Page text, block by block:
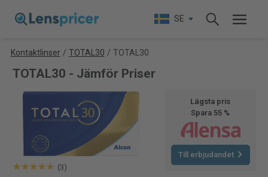
SE
Kontaktlinser / TOTAL30 / TOTAL30
TOTAL30 - Jämför Priser
(3)
Lägsta pris
Spara 55 %
Till erbjudandet